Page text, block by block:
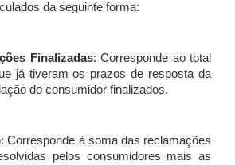
da seguinte forma:
Finalizadas: Corresponde ao total
já tiveram os prazos de resposta da
do consumidor finalizados.
: Corresponde à soma das reclamações
pelos consumidores mais as